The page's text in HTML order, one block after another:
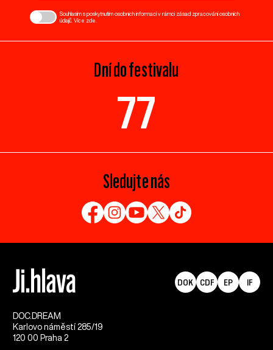
Souhlasím s poskytnutím osobních informací v rámci zásad zpracování osobních
údajů. Více zde
Dní do festivalu
77
Sledujte nás
DOC.DREAM​
Karlovo náměstí 285/19
120 00 Praha 2
DOK CDF EP IF